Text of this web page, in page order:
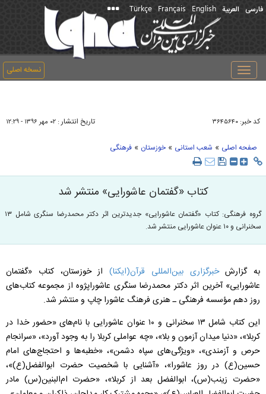
فارسی العربیة English
Français
Türkçe
نسخه اصلی
Toggle
navigation
کد خبر: ۳۶۴۵۶۴۰ تاریخ انتشار : ۰۲ مهر ۱۳۹۶ - ۱۲:۲۹
صفحه اصلی » شعب استانی » خوزستان » فرهنگی
کتاب «گفتمان عاشورایی» منتشر شد
گروه فرهنگی: کتاب «گفتمان عاشورایی» جدیدترین اثر دکتر محمدرضا سنگری شامل ۱۳
سخنرانی و ۱۰ عنوان عاشورایی منتشر شد.
به گزارشخبرگزاری بین‌المللی قرآن(ایکنا) از خوزستان، کتاب «گفتمان
عاشورایی» آخرین اثر دکتر محمدرضا سنگری عاشوراپژوه از مجموعه کتاب‌های
روز دهم مؤسسه فرهنگی ـ هنری فرهنگ عاشورا چاپ و منتشر شد.
این کتاب شامل ۱۳ سخنرانی و ۱۰ عنوان عاشورایی با نام‌های «حضور خدا در
کربلا»، «دنیا میدان آزمون و بلا»، «چه عواملی کربلا را به وجود آورد»، «سرانجام
حرص و آزمندی»، «ویژگی‌های سپاه دشمن»، «خطبه‌ها و احتجاج‌های امام
حسین(ع) در روز عاشورا»، «آشنایی با شخصیت حضرت ابوالفضل(ع)»،
«حضرت زینب(س)، ابوالفضل بعد از کربلا»، «حضرت ام‌البنین(س) مادر